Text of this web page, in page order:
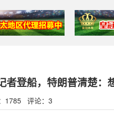
登船，特朗普清楚：
1785 评论：3